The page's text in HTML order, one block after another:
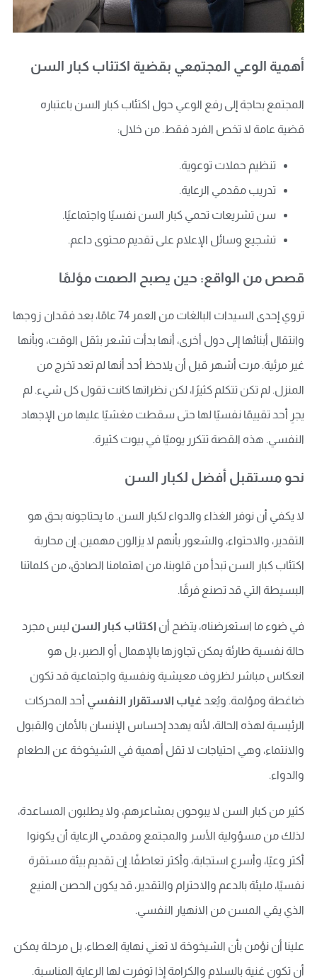
أهمية الوعي المجتمعي بقضية اكتئاب كبار السن
المجتمع بحاجة إلى رفع الوعي حول اكتئاب كبار السن باعتباره
قضية عامة لا تخص الفرد فقط. من خلال:
تنظيم حملات توعوية.
تدريب مقدمي الرعاية.
سن تشريعات تحمي كبار السن نفسيًا واجتماعيًا.
تشجيع وسائل الإعلام على تقديم محتوى داعم.
قصص من الواقع: حين يصبح الصمت مؤلمًا
تروي إحدى السيدات البالغات من العمر 74 عامًا، بعد فقدان زوجها
وانتقال أبنائها إلى دول أخرى، أنها بدأت تشعر بثقل الوقت، وبأنها
غير مرئية. مرت أشهر قبل أن يلاحظ أحد أنها لم تعد تخرج من
المنزل. لم تكن تتكلم كثيرًا، لكن نظراتها كانت تقول كل شيء. لم
يجرِ أحد تقييمًا نفسيًا لها حتى سقطت مغشيًا عليها من الإجهاد
النفسي. هذه القصة تتكرر يوميًا في بيوت كثيرة.
نحو مستقبل أفضل لكبار السن
لا يكفي أن نوفر الغذاء والدواء لكبار السن. ما يحتاجونه بحق هو
التقدير، والاحتواء، والشعور بأنهم لا يزالون مهمين. إن محاربة
اكتئاب كبار السن تبدأ من قلوبنا، من اهتمامنا الصادق، من كلماتنا
البسيطة التي قد تصنع فرقًا.
في ضوء ما استعرضناه، يتضح أن اكتئاب كبار السن ليس مجرد
حالة نفسية طارئة يمكن تجاوزها بالإهمال أو الصبر، بل هو
انعكاس مباشر لظروف معيشية ونفسية واجتماعية قد تكون
ضاغطة ومؤلمة. ويُعد غياب الاستقرار النفسي أحد المحركات
الرئيسية لهذه الحالة، لأنه يهدد إحساس الإنسان بالأمان والقبول
والانتماء، وهي احتياجات لا تقل أهمية في الشيخوخة عن الطعام
والدواء.
كثير من كبار السن لا يبوحون بمشاعرهم، ولا يطلبون المساعدة،
لذلك من مسؤولية الأسر والمجتمع ومقدمي الرعاية أن يكونوا
أكثر وعيًا، وأسرع استجابة، وأكثر تعاطفًا. إن تقديم بيئة مستقرة
نفسيًا، مليئة بالدعم والاحترام والتقدير، قد يكون الحصن المنيع
الذي يقي المسن من الانهيار النفسي.
علينا أن نؤمن بأن الشيخوخة لا تعني نهاية العطاء، بل مرحلة يمكن
أن تكون غنية بالسلام والكرامة إذا توفرت لها الرعاية المناسبة.